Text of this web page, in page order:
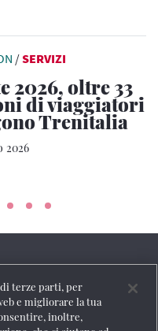
/SERVIZI
2026, oltre 33
di viaggiatori
Trenitalia
2026
terze parti, per
e migliorare la tua
inoltre,